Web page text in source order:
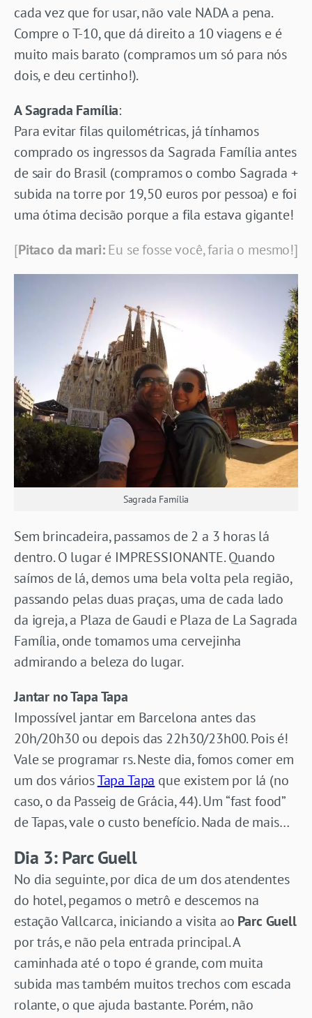
cada vez que for usar, não vale NADA a pena.
Compre o T-10, que dá direito a 10 viagens e é
muito mais barato (compramos um só para nós
dois, e deu certinho!).
A Sagrada Família:
Para evitar filas quilométricas, já tínhamos
comprado os ingressos da Sagrada Família antes
de sair do Brasil (compramos o combo Sagrada +
subida na torre por 19,50 euros por pessoa) e foi
uma ótima decisão porque a fila estava gigante!
[Pitaco da mari:Eu se fosse você, faria o mesmo!]
Sagrada Família
Sem brincadeira, passamos de 2 a 3 horas lá
dentro. O lugar é IMPRESSIONANTE. Quando
saímos de lá, demos uma bela volta pela região,
passando pelas duas praças, uma de cada lado
da igreja, a Plaza de Gaudi e Plaza de La Sagrada
Família, onde tomamos uma cervejinha
admirando a beleza do lugar.
Jantar no Tapa Tapa
Impossível jantar em Barcelona antes das
20h/20h30 ou depois das 22h30/23h00. Pois é!
Vale se programar rs. Neste dia, fomos comer em
um dos váriosTapa Tapa que existem por lá (no
caso, o da Passeig de Grácia, 44). Um “fast food”
de Tapas, vale o custo benefício. Nada de mais…
Dia 3: Parc Guell
No dia seguinte, por dica de um dos atendentes
do hotel, pegamos o metrô e descemos na
estação Vallcarca, iniciando a visita ao Parc Guell
por trás, e não pela entrada principal. A
caminhada até o topo é grande, com muita
subida mas também muitos trechos com escada
rolante, o que ajuda bastante. Porém, não